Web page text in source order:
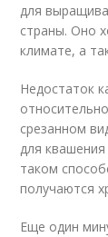
для
страны. Оно
климате, а
Недостаток
срезанном
для
таком
получаются
Еще один